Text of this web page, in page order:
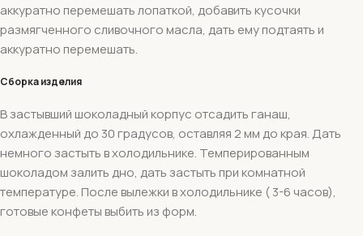
аккуратно перемешать лопаткой, добавить кусочки
размягченного сливочного масла, дать ему подтаять и
аккуратно перемешать.
Сборка изделия
В застывший шоколадный корпус отсадить ганаш,
охлажденный до 30 градусов, оставляя 2 мм до края. Дать
немного застыть в холодильнике. Темперированным
шоколадом залить дно, дать застыть при комнатной
температуре. После вылежки в холодильнике ( 3-6 часов),
готовые конфеты выбить из форм.